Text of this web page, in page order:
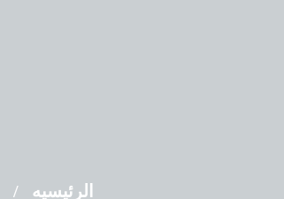
الرئيسيه /